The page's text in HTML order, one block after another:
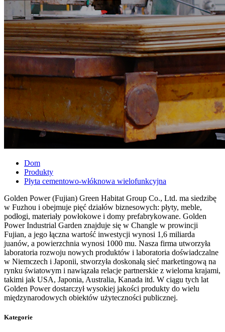
Dom
Produkty
Płyta cementowo-włóknowa wielofunkcyjna
Golden Power (Fujian) Green Habitat Group Co., Ltd. ma siedzibę
w Fuzhou i obejmuje pięć działów biznesowych: płyty, meble,
podłogi, materiały powłokowe i domy prefabrykowane. Golden
Power Industrial Garden znajduje się w Changle w prowincji
Fujian, a jego łączna wartość inwestycji wynosi 1,6 miliarda
juanów, a powierzchnia wynosi 1000 mu. Nasza firma utworzyła
laboratoria rozwoju nowych produktów i laboratoria doświadczalne
w Niemczech i Japonii, stworzyła doskonałą sieć marketingową na
rynku światowym i nawiązała relacje partnerskie z wieloma krajami,
takimi jak USA, Japonia, Australia, Kanada itd. W ciągu tych lat
Golden Power dostarczył wysokiej jakości produkty do wielu
międzynarodowych obiektów użyteczności publicznej.
Kategorie